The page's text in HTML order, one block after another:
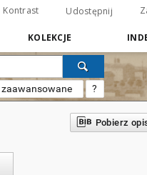
Kontrast Udostępnij
KOLEKCJE
?
Pobierz